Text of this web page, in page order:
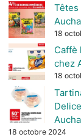
Têtes
18
Caffè
chez
18
18 octobre 2024